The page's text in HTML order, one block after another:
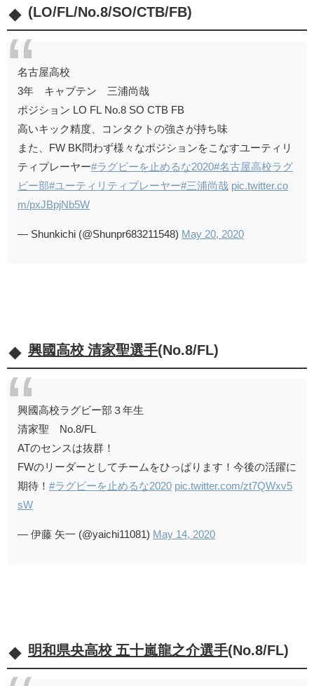
(LO/FL/No.8/SO/CTB/FB)
名古屋高校
3年 キャプテン 三浦尚哉
ポジション LO FL No.8 SO CTB FB
高いキック精度、コンタクトの強さが持ち味
また、FW BK問わず様々なポジションをこなすユーティリ
ティプレーヤー#ラグビーを止めるな2020#名古屋高校ラグ
ビー部#ユーティリティプレーヤー#三浦尚哉 pic.twitter.co
m/pxJBpjNb5W
— Shunkichi (@Shunpr683211548) May 20, 2020
興國高校 清家聖選手(No.8/FL)
興國高校ラグビー部３年生
清家聖 No.8/FL
ATのセンスは抜群！
FWのリーダーとしてチームをひっぱります！今後の活躍に
期待！ #ラグビーを止めるな2020 pic.twitter.com/zt7QWxv5
sW
— 伊藤 矢一 (@yaichi11081) May 14, 2020
明和県央高校 五十嵐龍之介選手(No.8/FL)